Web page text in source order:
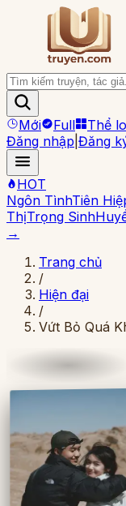
Mới Full
Thể
Đăng nhập Đăng
HOT
Ngôn TìnhTiên
ThịTrọng Sinh
→
Trang chủ
/
Hiện đại
/
Vứt Bỏ Quá